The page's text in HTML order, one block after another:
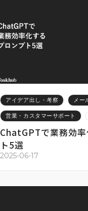
アイデア出し・考察 メー
営業・カスタマーサポート
ChatGPTで業務効
ト5選
2025-06-17